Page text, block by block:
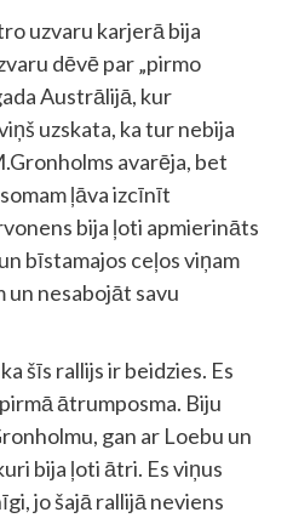
uzvaru karjerā bija
dēvē par „pirmo
Austrālijā, kur
uzskata, ka tur nebija
avarēja, bet
ļāva izcīnīt
bija ļoti apmierināts
bīstamajos ceļos viņam
un nesabojāt savu
šīs rallijs ir beidzies. Es
ātrumposma. Biju
gan ar Loebu un
bija ļoti ātri. Es viņus
jo šajā rallijā neviens